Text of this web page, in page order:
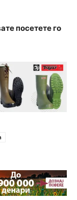
посетете го